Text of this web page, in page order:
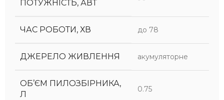
ПОТУЖНІСТЬ, АВТ
ЧАС РОБОТИ, ХВ до 78
ДЖЕРЕЛО ЖИВЛЕННЯ акумуляторне
ОБ’ЄМ ПИЛОЗБІРНИКА,
Л
0.75